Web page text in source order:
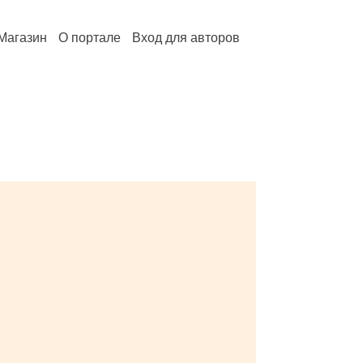
О портале Вход для авторов